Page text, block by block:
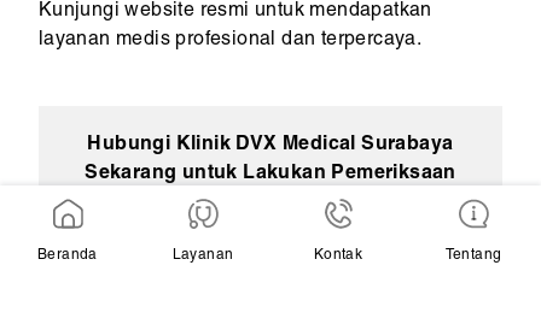
Kunjungi website resmi untuk mendapatkan
layanan medis profesional dan terpercaya.
Hubungi Klinik DVX Medical Surabaya
Sekarang untuk Lakukan Pemeriksaan
dan Konsultasi Mengenai Mikropenis Oleh
Dokter Spesialis Profesional!
Beranda Layanan Kontak Tentang